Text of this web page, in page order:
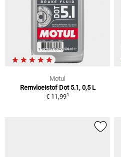
Motul
Remvloeistof Dot 5.1, 0,5 L
€ 11,991